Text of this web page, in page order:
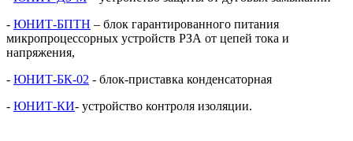
- ЮНИТ-БПТН – блок гарантированного питания
микропроцессорных устройств РЗА от цепей тока и
напряжения,
- ЮНИТ-БК-02 - блок-приставка конденсаторная
- ЮНИТ-КИ- устройство контроля изоляции.